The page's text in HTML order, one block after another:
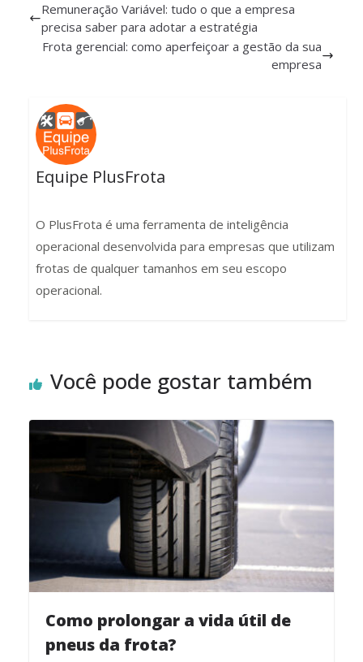
Remuneração Variável: tudo o que a empresa
precisa saber para adotar a estratégia
Frota gerencial: como aperfeiçoar a gestão da sua
empresa
Equipe PlusFrota
O PlusFrota é uma ferramenta de inteligência
operacional desenvolvida para empresas que utilizam
frotas de qualquer tamanhos em seu escopo
operacional.
Você pode gostar também
Como prolongar a vida útil de
pneus da frota?